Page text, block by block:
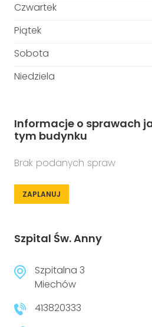
Czwartek
Piątek
Sobota
Niedziela
Informacje o sprawach
tym budynku
Brak podanych spraw
ZAPLANUJ
Szpital Św. Anny
Szpitalna 3
Miechów
413820333